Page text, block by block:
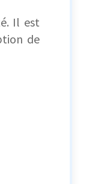
Il est
de